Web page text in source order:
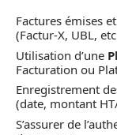
Factures émises
(Factur-X, UBL,
Utilisation d’une
Facturation ou
Enregistrement
(date, montant HT/
S’assurer de